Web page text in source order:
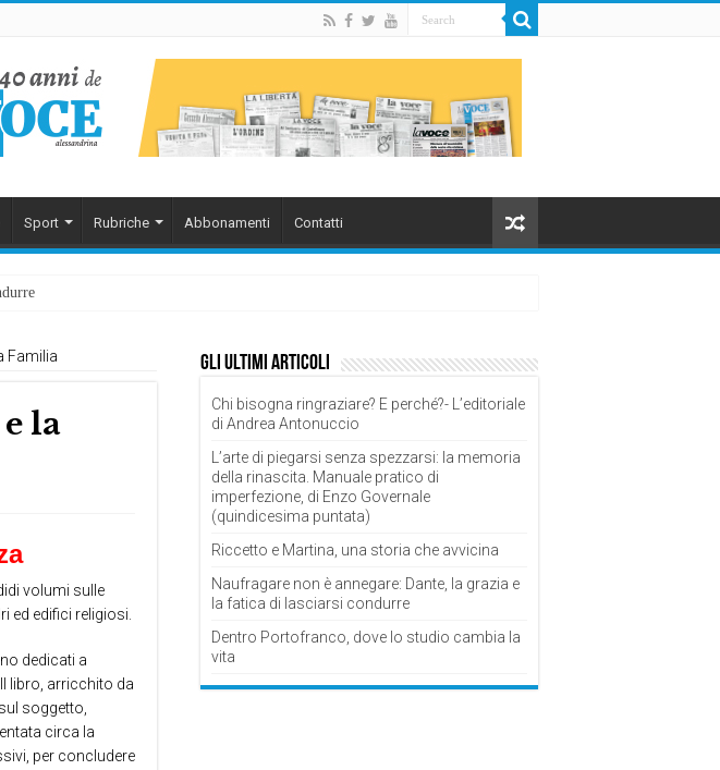
Sport Rubriche Abbonamenti Contatti
Familia
la
volumi sulle
ed edifici religiosi.
dedicati a
libro, arricchito da
soggetto,
circa la
per concludere
Gli ultimi articoli
Chi bisogna ringraziare? E perché?- L’editoriale
di Andrea Antonuccio
L’arte di piegarsi senza spezzarsi: la memoria
della rinascita. Manuale pratico di
imperfezione, di Enzo Governale
(quindicesima puntata)
Riccetto e Martina, una storia che avvicina
Naufragare non è annegare: Dante, la grazia e
la fatica di lasciarsi condurre
Dentro Portofranco, dove lo studio cambia la
vita